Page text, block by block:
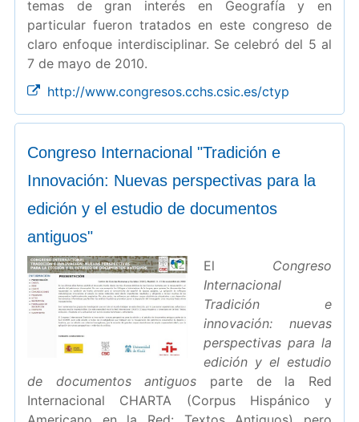
temas de gran interés en Geografía y en
particular fueron tratados en este congreso de
claro enfoque interdisciplinar. Se celebró del 5 al
7 de mayo de 2010.
http://www.congresos.cchs.csic.es/ctyp
Congreso Internacional "Tradición e
Innovación: Nuevas perspectivas para la
edición y el estudio de documentos
antiguos"
El Congreso
Internacional
Tradición e
innovación: nuevas
perspectivas para la
edición y el estudio
de documentos antiguos parte de la Red
Internacional CHARTA (Corpus Hispánico y